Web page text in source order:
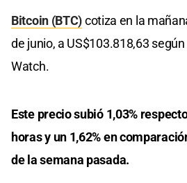
Bitcoin (BTC)cotiza en la
de junio, a US$103.818,63
Watch.
Este precio subió 1,03%
horas y un 1,62% en
de la semana pasada.